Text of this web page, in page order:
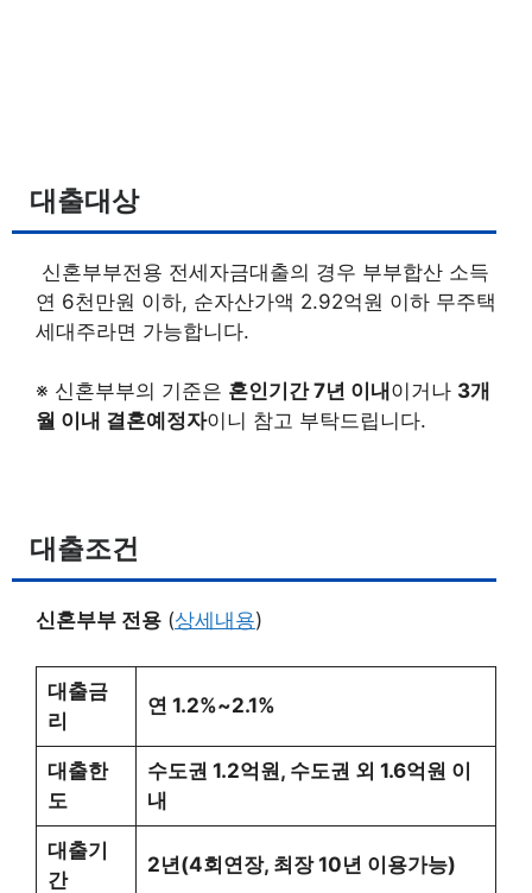
대출대상
신혼부부전용 전세자금대출의 경우 부부합산 소득
연 6천만원 이하, 순자산가액 2.92억원 이하 무주택
세대주라면 가능합니다.
※ 신혼부부의 기준은 혼인기간 7년 이내 이거나 3개
월 이내 결혼예정자이니 참고 부탁드립니다.
대출조건
신혼부부 전용 (상세내용)
대출금
리
연 1.2%~2.1%
대출한
도
수도권 1.2억원, 수도권 외 1.6억원 이
내
대출기
간
2년(4회연장, 최장 10년 이용가능)